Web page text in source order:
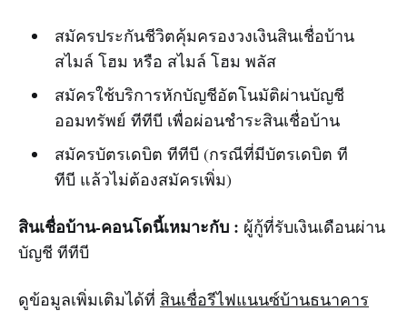
สมัครประกันชีวิตคุ้มครองวงเงินสินเชื่อบ้าน
สไมล์ โฮม หรือ สไมล์ โฮม พลัส
สมัครใช้บริการหักบัญชีอัตโนมัติผ่านบัญชี
ออมทรัพย์ ทีทีบี เพื่อผ่อนชำระสินเชื่อบ้าน
สมัครบัตรเดบิต ทีทีบี (กรณีที่มีบัตรเดบิต ที
ทีบี แล้วไม่ต้องสมัครเพิ่ม)
สินเชื่อบ้าน-คอนโดนี้เหมาะกับ : ผู้กู้ที่รับเงินเดือนผ่าน
บัญชี ทีทีบี
ดูข้อมูลเพิ่มเติมได้ที่ สินเชื่อรีไฟแนนซ์บ้านธนาคาร